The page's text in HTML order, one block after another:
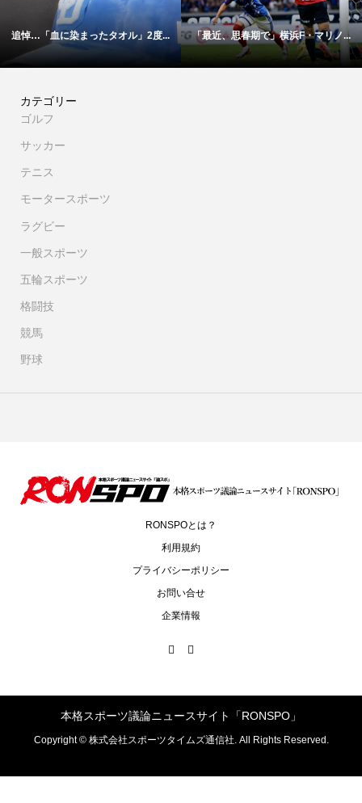
・マリノ... 【映像】これが横浜Ｆ・マリノス1... 「4年後にはドラフト1
カテゴリー
ゴルフ
サッカー
テニス
モータースポーツ
ラグビー
一般スポーツ
五輪スポーツ
格闘技
競馬
野球
RONSPOとは？
利用規約
プライバシーポリシー
お問い合せ
企業情報
本格スポーツ議論ニュースサイト「RONSPO」
Copyright ©株式会社スポーツタイムズ通信社. All Rights Reserved.